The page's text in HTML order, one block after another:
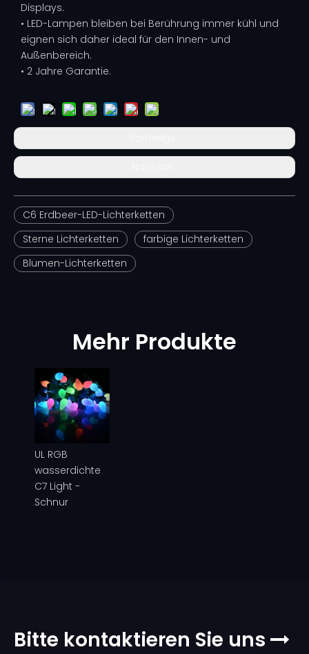
Displays.
• LED-Lampen bleiben bei Berührung immer kühl und
eignen sich daher ideal für den Innen- und
Außenbereich.
• 2 Jahre Garantie.
C6 Erdbeer-LED-Lichterketten
Sterne Lichterketten
farbige Lichterketten
Blumen-Lichterketten
Mehr Produkte
UL RGB
wasserdichte
C7 Light -
Schnur
Bitte kontaktieren Sie uns 